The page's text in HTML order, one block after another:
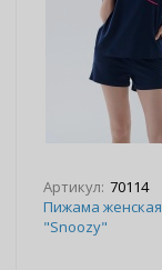
Артикул: 70114
Пижама женская
"Snoozy"